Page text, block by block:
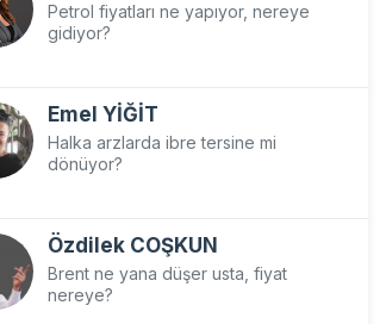
Petrol fiyatları ne yapıyor, nereye
gidiyor?
Emel YİĞİT
Halka arzlarda ibre tersine mi
dönüyor?
Özdilek COŞKUN
Brent ne yana düşer usta, fiyat
nereye?